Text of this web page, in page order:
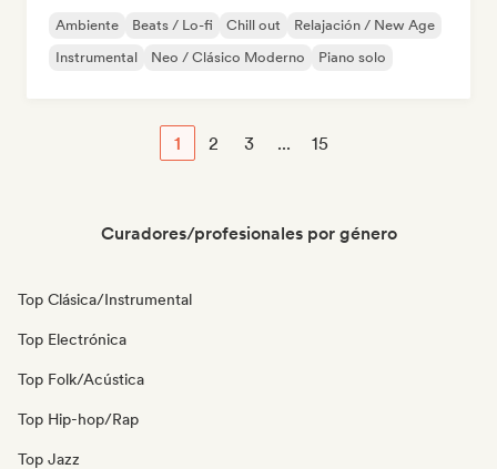
Ambiente Beats / Lo-fi Chill out
Relajación / New Age
Instrumental
Neo / Clásico Moderno Piano solo
1 2 3 ... 15
Curadores/profesionales por género
Top Clásica/Instrumental
Top Electrónica
Top Folk/Acústica
Top Hip-hop/Rap
Top Jazz